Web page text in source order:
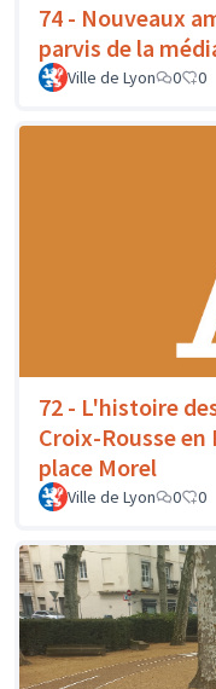
74 - Nouveaux
parvis de la
Ville de Lyon 0 0
72 - L'histoire
Croix-Rousse en
place Morel
Ville de Lyon 0 0